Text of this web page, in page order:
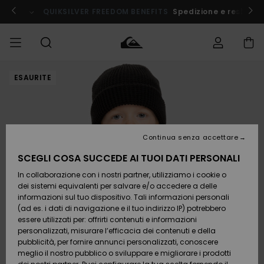
informazioni
prodotto
QUIKSILVER FREEDOM BENEFITS Spedizione e resi
UOMO Abbigliamento
Accessori
Calzature
e
infradito
Surf /
Acqua
Abbigliamento
Accessori
Calzature
e
infradito
Surf /
Acqua
Shop
Nuovi
Da
Scoprire
Snow
SURF
Surf Shop
Highlights
Comunità
SNOW
Snow
Uomo
Shop
Snow
Shop
Donna
OUTLET
Outlet
Outlet
Donna
Accedi al tuo
Spedizione
Pagamento
Buono regalo
Quiksilver
Freedom
ESAURITE
SCEGLI COSA SUCCEDE AI TUOI DATI PERSONALI
In collaborazione con i nostri partner, utilizziamo i cookie o
dei sistemi equivalenti per salvare e/o accedere a delle
informazioni sul tuo dispositivo. Tali informazioni personali
(ad es. i dati di navigazione e il tuo indirizzo IP) potrebbero
essere utilizzati per: offrirti contenuti e informazioni
personalizzati, misurare l’efficacia dei contenuti e della
pubblicità, per fornire annunci personalizzati, conoscere
meglio il nostro pubblico o sviluppare e migliorare i prodotti
Continua senza accettare